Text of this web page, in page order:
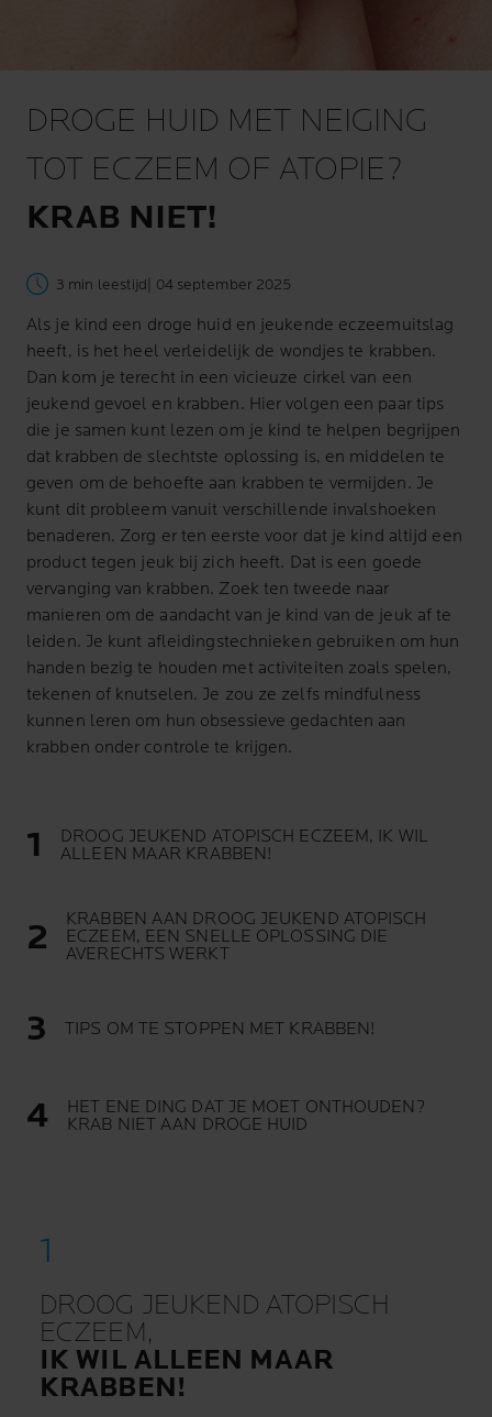
DROGE HUID MET NEIGING
TOT ECZEEM OF ATOPIE?
KRAB NIET!
3 min leestijd | 04 september 2025
Als je kind een droge huid en jeukende eczeemuitslag
heeft, is het heel verleidelijk de wondjes te krabben.
Dan kom je terecht in een vicieuze cirkel van een
jeukend gevoel en krabben. Hier volgen een paar tips
die je samen kunt lezen om je kind te helpen begrijpen
dat krabben de slechtste oplossing is, en middelen te
geven om de behoefte aan krabben te vermijden. Je
kunt dit probleem vanuit verschillende invalshoeken
benaderen. Zorg er ten eerste voor dat je kind altijd een
product tegen jeuk bij zich heeft. Dat is een goede
vervanging van krabben. Zoek ten tweede naar
manieren om de aandacht van je kind van de jeuk af te
leiden. Je kunt afleidingstechnieken gebruiken om hun
handen bezig te houden met activiteiten zoals spelen,
tekenen of knutselen. Je zou ze zelfs mindfulness
kunnen leren om hun obsessieve gedachten aan
krabben onder controle te krijgen.
DROOG JEUKEND ATOPISCH ECZEEM, IK WIL
ALLEEN MAAR KRABBEN!
KRABBEN AAN DROOG JEUKEND ATOPISCH
ECZEEM, EEN SNELLE OPLOSSING DIE
AVERECHTS WERKT
TIPS OM TE STOPPEN MET KRABBEN!
HET ENE DING DAT JE MOET ONTHOUDEN?
KRAB NIET AAN DROGE HUID
DROOG JEUKEND ATOPISCH
ECZEEM,
IK WIL ALLEEN MAAR
KRABBEN!